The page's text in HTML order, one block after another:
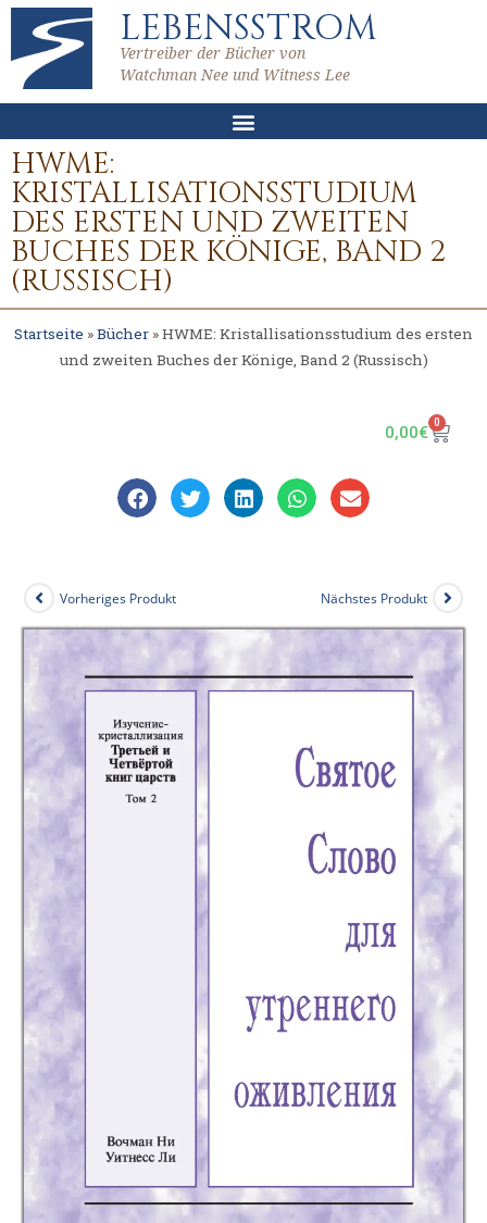
LEBENSSTROM
Vertreiber der Bücher von
Watchman Nee und Witness Lee
HWME:
KRISTALLISATIONSSTUDIUM
DES ERSTEN UND ZWEITEN
BUCHES DER KÖNIGE, BAND 2
(RUSSISCH)
Startseite »Bücher »HWME: Kristallisationsstudium des ersten
und zweiten Buches der Könige, Band 2 (Russisch)
0,00€ 0
Vorheriges Produkt Nächstes Produkt